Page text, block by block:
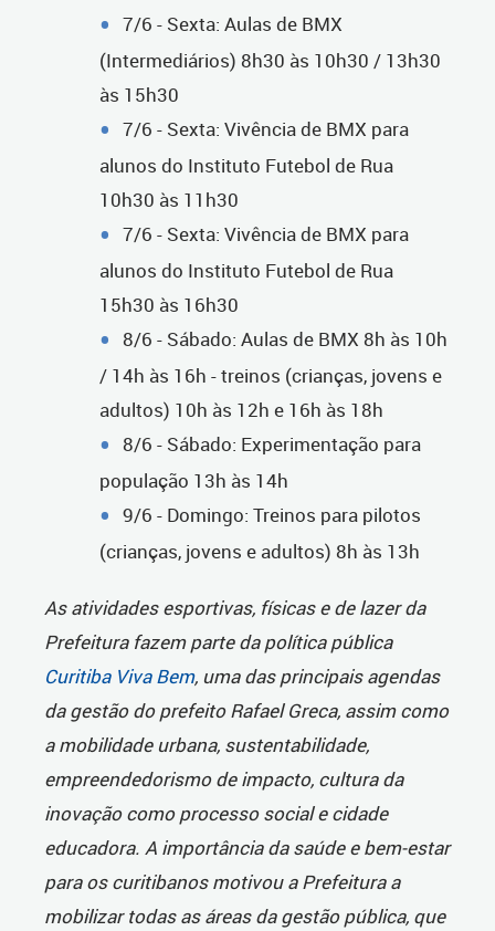
7/6 - Sexta: Aulas de BMX
(Intermediários) 8h30 às 10h30 / 13h30
às 15h30
7/6 - Sexta: Vivência de BMX para
alunos do Instituto Futebol de Rua
10h30 às 11h30
7/6 - Sexta: Vivência de BMX para
alunos do Instituto Futebol de Rua
15h30 às 16h30
8/6 - Sábado: Aulas de BMX 8h às 10h
/ 14h às 16h - treinos (crianças, jovens e
adultos) 10h às 12h e 16h às 18h
8/6 - Sábado: Experimentação para
população 13h às 14h
9/6 - Domingo: Treinos para pilotos
(crianças, jovens e adultos) 8h às 13h
As atividades esportivas, físicas e de lazer da
Prefeitura fazem parte da política pública
Curitiba Viva Bem, uma das principais agendas
da gestão do prefeito Rafael Greca, assim como
a mobilidade urbana, sustentabilidade,
empreendedorismo de impacto, cultura da
inovação como processo social e cidade
educadora. A importância da saúde e bem-estar
para os curitibanos motivou a Prefeitura a
mobilizar todas as áreas da gestão pública, que